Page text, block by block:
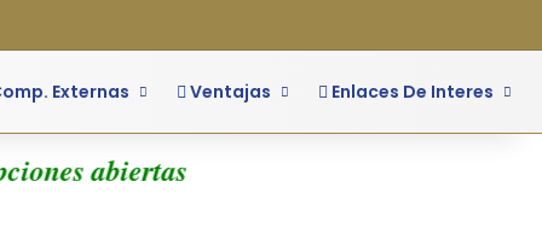
Externas Ventajas Enlaces De Interes
abiertas